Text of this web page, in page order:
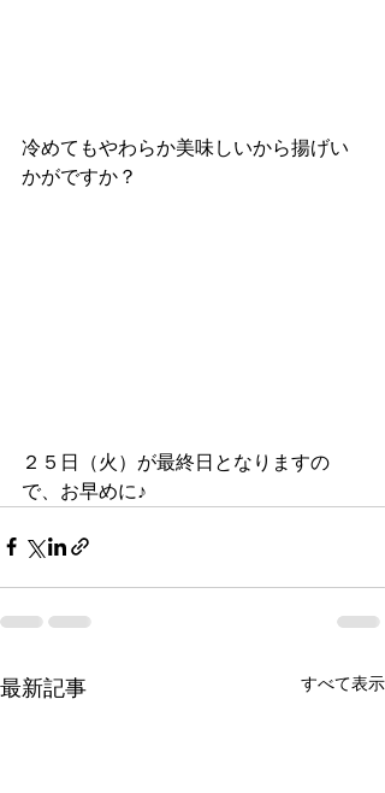
冷めてもやわらか美味しいから揚げい
かがですか？
２５日（火）が最終日となりますの
で、お早めに♪
最新記事 すべて表示